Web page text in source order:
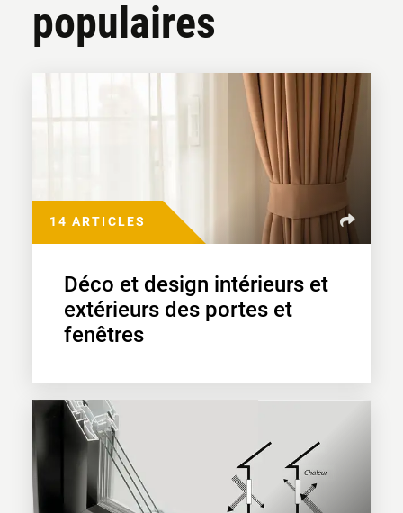
populaires
14 ARTICLES
Déco et design intérieurs et
extérieurs des portes et
fenêtres